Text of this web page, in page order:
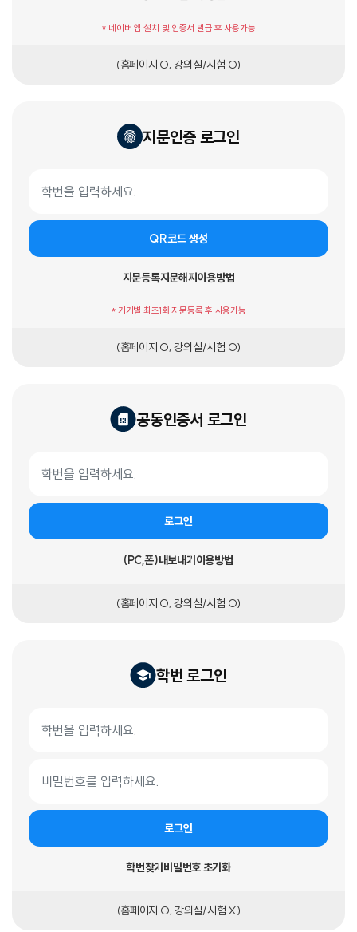
* 네이버 앱 설치 및 인증서 발급 후 사용가능
(홈페이지 O, 강의실/시험 O)
지문인증 로그인
QR코드 생성
지문등록지문해지이용방법
* 기기별 최초1회 지문등록 후 사용가능
(홈페이지 O, 강의실/시험 O)
공동인증서 로그인
로그인
(PC,폰)내보내기이용방법
(홈페이지 O, 강의실/시험 O)
학번 로그인
로그인
학번찾기비밀번호 초기화
(홈페이지 O, 강의실/시험 X)